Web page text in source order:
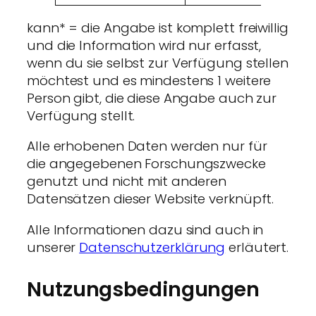
kann* = die Angabe ist komplett freiwillig
und die Information wird nur erfasst,
wenn du sie selbst zur Verfügung stellen
möchtest und es mindestens 1 weitere
Person gibt, die diese Angabe auch zur
Verfügung stellt.
Alle erhobenen Daten werden nur für
die angegebenen Forschungszwecke
genutzt und nicht mit anderen
Datensätzen dieser Website verknüpft.
Alle Informationen dazu sind auch in
unserer Datenschutzerklärung erläutert.
Nutzungsbedingungen